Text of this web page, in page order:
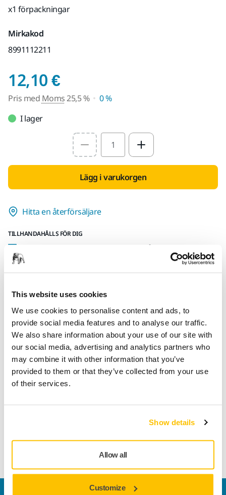
This website uses cookies
We use cookies to personalise content and ads, to
provide social media features and to analyse our traffic.
We also share information about your use of our site with
our social media, advertising and analytics partners who
may combine it with other information that you’ve
provided to them or that they’ve collected from your use
of their services.
Show details
Allow all
Customize
x1 förpackningar
Mirkakod
8991112211
12,10 €Pris med Moms 25,5
Pris med Moms25,5 %
0 %
I lager
Select quantity value
Lägg i varukorgen
Hitta en återförsäljare
TILLHANDAHÅLLS FÖR DIG
Leverans inom Finland (exklusive Åland)
Säker kortbetalning
Uppföljning av försändelse
Gör en retur enkelt på www.mirka.com/sv-
fi/support/returnera-en-vara/